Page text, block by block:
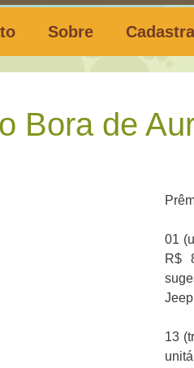
Sobre
Bora de
01
R$
13